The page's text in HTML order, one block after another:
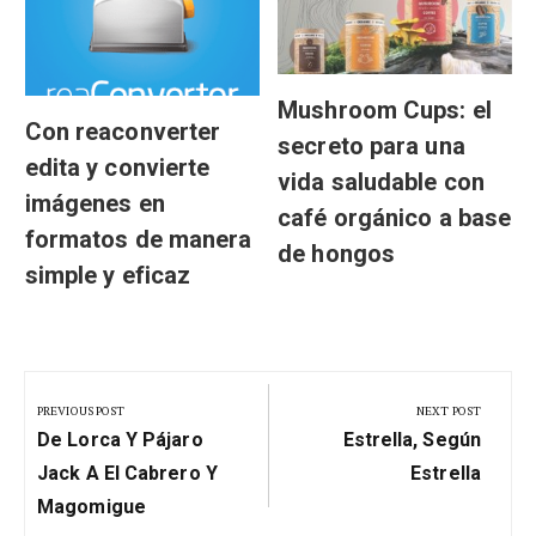
Con reaconverter
edita y convierte
imágenes en
formatos de manera
simple y eficaz
Mushroom Cups: el
secreto para una
vida saludable con
café orgánico a base
de hongos
de
entradas
PREVIOUS POST
Previous
Post:
De Lorca Y Pájaro
Jack A El Cabrero Y
Magomigue
NEXT POST
Next
Estrella, Según
Estrella